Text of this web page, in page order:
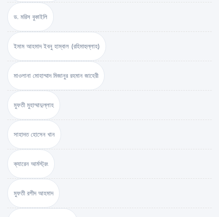
ড. মরিস বুকাইলি
ইমাম আহমাদ ইবনু হাম্বাল (রহিমাহুল্লাহ)
মাওলানা মোহাম্মাদ মিজানুর রহমান জাহেরী
মুফতী মুহাম্মাদুল্লাহ
সাহাদত হোসেন খান
ক্যারেন আর্মস্ট্রং
মুফতী রশীদ আহমাদ